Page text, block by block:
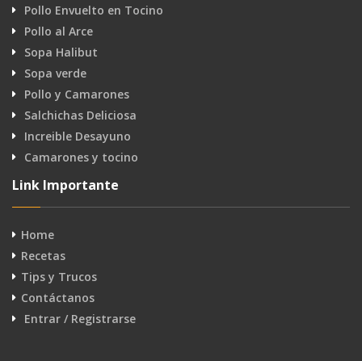
Pollo Envuelto en Tocino
Pollo al Arce
Sopa Halibut
Sopa verde
Pollo y Camarones
Salchichas Deliciosa
Increible Desayuno
Camarones y tocino
Link Importante
Home
Recetas
Tips y Trucos
Contáctanos
Entrar / Registrarse